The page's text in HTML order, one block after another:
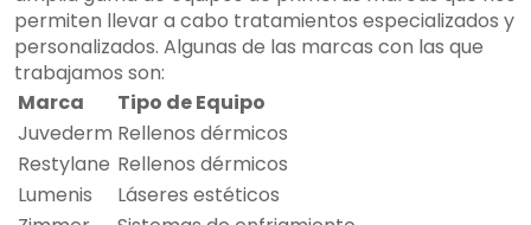
permiten llevar a cabo tratamientos especializados y
personalizados. Algunas de las marcas con las que
trabajamos son:
Marca
Tipo de Equipo
Juvederm Rellenos dérmicos
Restylane Rellenos dérmicos
Lumenis
Láseres estéticos